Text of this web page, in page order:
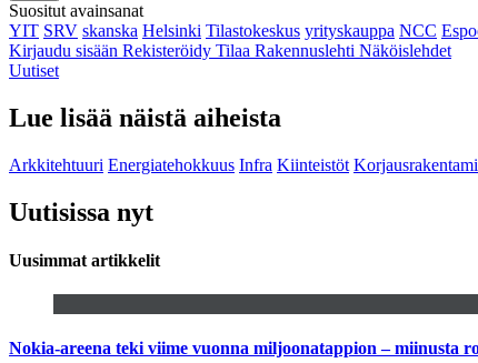
Suositut avainsanat
YIT SRV skanska Helsinki Tilastokeskus yrityskauppa NCC
Kirjaudu sisään Rekisteröidy Tilaa Rakennuslehti Näköislehdet
Uutiset
Lue lisää näistä aiheista
Arkkitehtuuri Energiatehokkuus Infra Kiinteistöt
Uutisissa nyt
Uusimmat artikkelit
Nokia-areena teki viime vuonna miljoonatappion – miinusta